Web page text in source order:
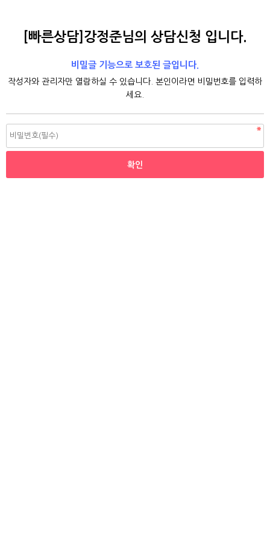
[빠른상담]강정준님의 상담신청 입니다.
비밀글 기능으로 보호된 글입니다.
작성자와 관리자만 열람하실 수 있습니다. 본인이라면 비밀번호를 입력하
세요.